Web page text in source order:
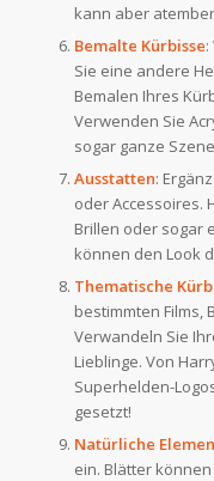
kann aber
Bemalte Kürbisse
Sie eine andere
Bemalen Ihres
Verwenden Sie
sogar ganze
Ausstatten:
oder Accessoires.
Brillen oder sogar
können den Look
Thematische
bestimmten Films,
Verwandeln Sie
Lieblinge. Von
Superhelden-
gesetzt!
Natürliche
ein. Blätter